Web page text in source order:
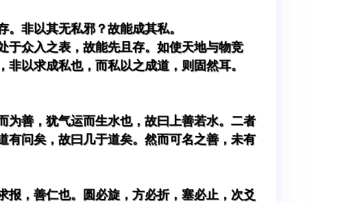
非以其无私邪？故能成其私。
于众入之表，故能先且存。如使天地与物竞
以求成私也，而私以之成道，则固然耳。
为善，犹气运而生水也，故曰上善若水。二者
有问矣，故曰几于道矣。然而可名之善，未有
报，善仁也。圆必旋，方必折，塞必止，次爻